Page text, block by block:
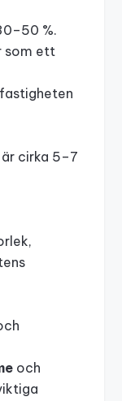
%.
som ett
cirka 5–7
och